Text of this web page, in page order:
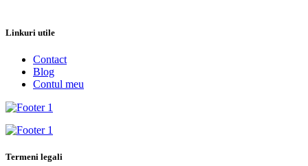
Linkuri utile
Contact
Blog
Contul meu
Termeni legali